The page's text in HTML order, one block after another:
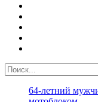
64-летний